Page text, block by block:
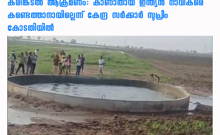
കരിങ്കടൽ ആക്രമണം: കാണാതായ ഇന്ത്യൻ നാവികരെ
കണ്ടെത്താനായില്ലെന്ന് കേന്ദ്ര സർക്കാർ സുപ്രീം
കോടതിയിൽ